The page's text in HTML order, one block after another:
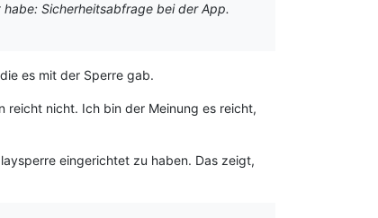
Sicherheitsabfrage bei der App.
es mit der Sperre gab.
reicht nicht. Ich bin der Meinung es reicht,
eingerichtet zu haben. Das zeigt,